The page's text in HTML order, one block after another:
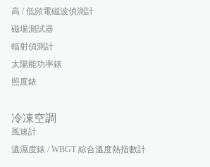
高 / 低頻電磁波偵測計
磁場測試器
輻射偵測計
太陽能功率錶
照度錶
冷凍空調
風速計
溫濕度錶 / WBGT 綜合溫度熱指數計